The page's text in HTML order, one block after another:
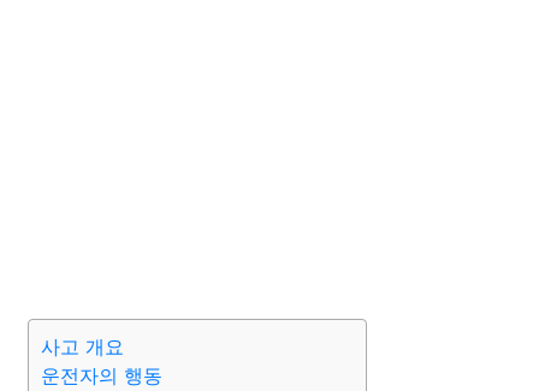
사고 개요
운전자의 행동